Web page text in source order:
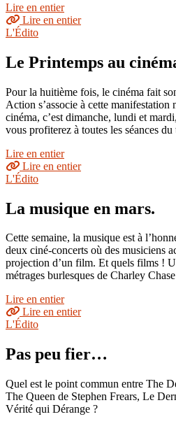
Lire en entier
Lire en entier
L'Édito
Le Printemps au
Pour la huitième fois, le cinéma fait
Action s’associe à cette
cinéma, c’est dimanche, lundi et
vous profiterez à toutes les séances
Lire en entier
Lire en entier
L'Édito
La musique en mars.
Cette semaine, la musique est à
deux ciné-concerts où des musiciens
projection d’un film. Et quels films !
métrages burlesques de Charley Chase
Lire en entier
Lire en entier
L'Édito
Pas peu fier…
Quel est le point commun entre The
The Queen de Stephen Frears, Le
Vérité qui Dérange ?